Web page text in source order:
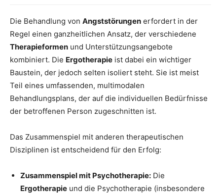
Die Behandlung von Angststörungen erfordert in der
Regel einen ganzheitlichen Ansatz, der verschiedene
Therapieformen und Unterstützungsangebote
kombiniert. Die Ergotherapie ist dabei ein wichtiger
Baustein, der jedoch selten isoliert steht. Sie ist meist
Teil eines umfassenden, multimodalen
Behandlungsplans, der auf die individuellen Bedürfnisse
der betroffenen Person zugeschnitten ist.
Das Zusammenspiel mit anderen therapeutischen
Disziplinen ist entscheidend für den Erfolg:
Zusammenspiel mit Psychotherapie: Die
Ergotherapie und die Psychotherapie (insbesondere